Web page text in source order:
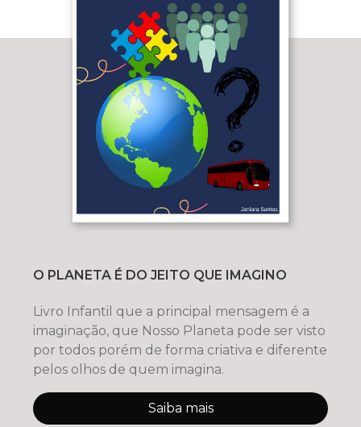
O PLANETA É DO JEITO QUE IMAGINO
Livro Infantil que a principal mensagem é a
imaginação, que Nosso Planeta pode ser visto
por todos porém de forma criativa e diferente
pelos olhos de quem imagina.
Saiba mais